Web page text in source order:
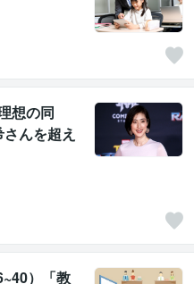
想の同
んを超え
）「教